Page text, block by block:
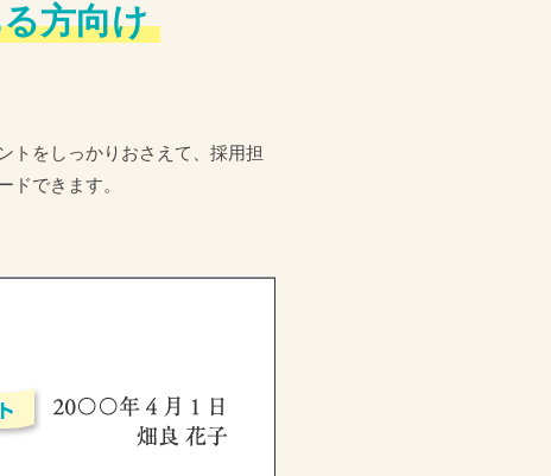
方向け
トをしっかりおさえて、採用担
ドできます。